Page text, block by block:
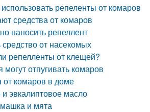
репеленты от комаров
средства от комаров
наносить репеллент
от насекомых
репелленты от клещей?
могут отпугивать комаров
от комаров в доме
эвкалиптовое масло
и мята